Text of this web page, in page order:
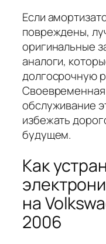
Если
повреждены,
оригинальные
аналоги,
долгосрочную
Своевременная
обслуживание
избежать
будущем.
Как
на
2006